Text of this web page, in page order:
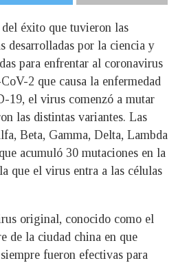
del éxito que tuvieron las
desarrolladas por la ciencia y
para enfrentar al coronavirus
2 que causa la enfermedad
19, el virus comenzó a mutar
las distintas variantes. Las
Beta, Gamma, Delta, Lambda
acumuló 30 mutaciones en la
que el virus entra a las células
original, conocido como el
de la ciudad china en que
fueron efectivas para